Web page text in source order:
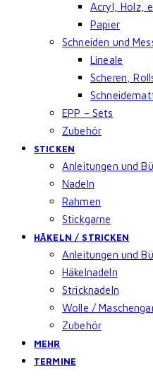
Acryl, Holz,
Papier
Schneiden und
Lineale
Scheren,
EPP – Sets
Zubehör
STICKEN
Anleitungen und
Nadeln
Rahmen
Stickgarne
HÄKELN / STRICKEN
Anleitungen und
Häkelnadeln
Stricknadeln
Wolle /
Zubehör
MEHR
TERMINE